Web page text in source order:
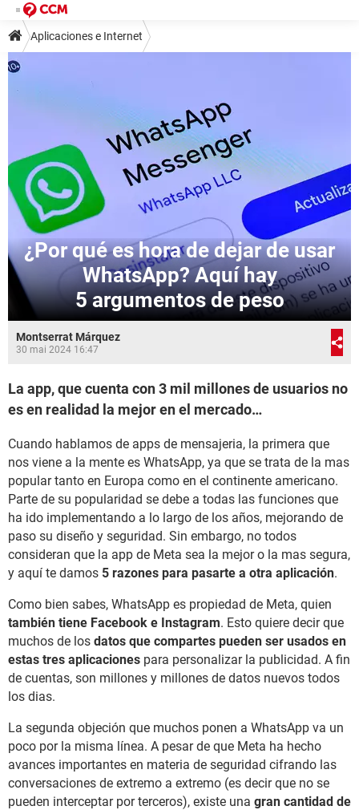
Aplicaciones e Internet
¿Por qué es hora de dejar de usar
WhatsApp? Aquí hay
5 argumentos de peso
Montserrat Márquez
30 mai 2024 16:47
La app, que cuenta con 3 mil millones de usuarios no
es en realidad la mejor en el mercado…
Cuando hablamos de apps de mensajeria, la primera que
nos viene a la mente es WhatsApp, ya que se trata de la mas
popular tanto en Europa como en el continente americano.
Parte de su popularidad se debe a todas las funciones que
ha ido implementando a lo largo de los años, mejorando de
paso su diseño y seguridad. Sin embargo, no todos
consideran que la app de Meta sea la mejor o la mas segura,
y aquí te damos 5 razones para pasarte a otra aplicación.
Como bien sabes, WhatsApp es propiedad de Meta, quien
también tiene Facebook e Instagram. Esto quiere decir que
muchos de los datos que compartes pueden ser usados en
estas tres aplicaciones para personalizar la publicidad. A fin
de cuentas, son millones y millones de datos nuevos todos
los dias.
La segunda objeción que muchos ponen a WhatsApp va un
poco por la misma línea. A pesar de que Meta ha hecho
avances importantes en materia de seguridad cifrando las
conversaciones de extremo a extremo (es decir que no se
pueden interceptar por terceros), existe una gran cantidad de